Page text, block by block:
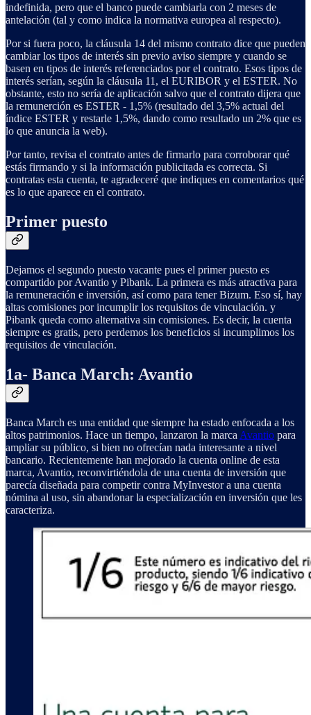
indefinida, pero que el banco puede cambiarla con 2 meses de
antelación (tal y como indica la normativa europea al respecto).
Por si fuera poco, la cláusula 14 del mismo contrato dice que pueden
cambiar los tipos de interés sin previo aviso siempre y cuando se
basen en tipos de interés referenciados por el contrato. Esos tipos de
interés serían, según la cláusula 11, el EURIBOR y el ESTER. No
obstante, esto no sería de aplicación salvo que el contrato dijera que
la remunerción es ESTER - 1,5% (resultado del 3,5% actual del
índice ESTER y restarle 1,5%, dando como resultado un 2% que es
lo que anuncia la web).
Por tanto, revisa el contrato antes de firmarlo para corroborar qué
estás firmando y si la información publicitada es correcta. Si
contratas esta cuenta, te agradeceré que indiques en comentarios qué
es lo que aparece en el contrato.
Primer puesto
Dejamos el segundo puesto vacante pues el primer puesto es
compartido por Avantio y Pibank. La primera es más atractiva para
la remuneración e inversión, así como para tener Bizum. Eso sí, hay
altas comisiones por incumplir los requisitos de vinculación. y
Pibank queda como alternativa sin comisiones. Es decir, la cuenta
siempre es gratis, pero perdemos los beneficios si incumplimos los
requisitos de vinculación.
1a- Banca March: Avantio
Banca March es una entidad que siempre ha estado enfocada a los
altos patrimonios. Hace un tiempo, lanzaron la marca Avantio para
ampliar su público, si bien no ofrecían nada interesante a nivel
bancario. Recientemente han mejorado la cuenta online de esta
marca, Avantio, reconvirtiéndola de una cuenta de inversión que
parecía diseñada para competir contra MyInvestor a una cuenta
nómina al uso, sin abandonar la especialización en inversión que les
caracteriza.